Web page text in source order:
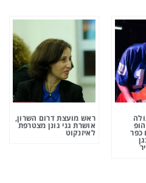
כפר
ראש מועצת דרום השרון,
אושרת גני גונן מצטרפת
לאיזנקוט